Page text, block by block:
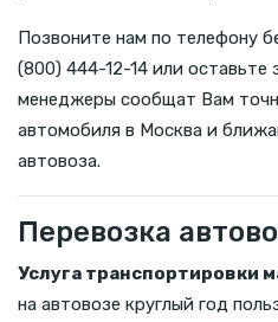
Позвоните нам по телефону
(800) 444-12-14 или оставьте
менеджеры сообщат Вам
автомобиля в Москва и
автовоза.
Перевозка
Услуга транспортировки
на автовозе круглый год